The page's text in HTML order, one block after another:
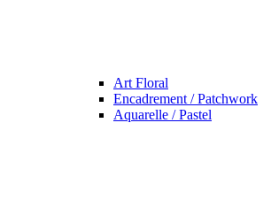
Art Floral
Encadrement / Patchwork
Aquarelle / Pastel